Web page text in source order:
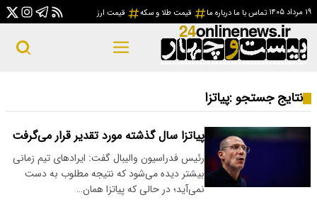
۱۹ مرداد ۱۴۰۵ تماس با ما درباره ما قیمت طلا و سکه قیمت ارز
نتایج جستجو :پیاتزا
پیاتزا سال گذشته مورد تقدیر قرار می‌گرفت
رئیس فدراسیون والیبال گفت: ایرادهای تیم زمانی
بیشتر دیده می‌شود که نتیجه مطلوب به دست
نمی‌آید؛ در حالی که پیاتزا همان…